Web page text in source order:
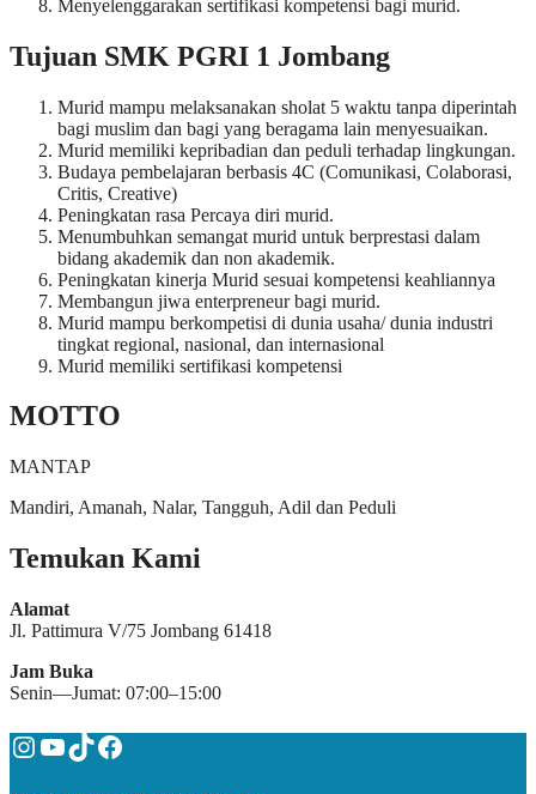
Menyelenggarakan sertifikasi kompetensi bagi murid.
Tujuan SMK PGRI 1 Jombang
Murid mampu melaksanakan sholat 5 waktu tanpa diperintah
bagi muslim dan bagi yang beragama lain menyesuaikan.
Murid memiliki kepribadian dan peduli terhadap lingkungan.
Budaya pembelajaran berbasis 4C (Comunikasi, Colaborasi,
Critis, Creative)
Peningkatan rasa Percaya diri murid.
Menumbuhkan semangat murid untuk berprestasi dalam
bidang akademik dan non akademik.
Peningkatan kinerja Murid sesuai kompetensi keahliannya
Membangun jiwa enterpreneur bagi murid.
Murid mampu berkompetisi di dunia usaha/ dunia industri
tingkat regional, nasional, dan internasional
Murid memiliki sertifikasi kompetensi
MOTTO
MANTAP
Mandiri, Amanah, Nalar, Tangguh, Adil dan Peduli
Temukan Kami
Alamat
Jl. Pattimura V/75 Jombang 61418
Jam Buka
Senin—Jumat: 07:00–15:00
Instagram
YouTube
TikTok
Facebook